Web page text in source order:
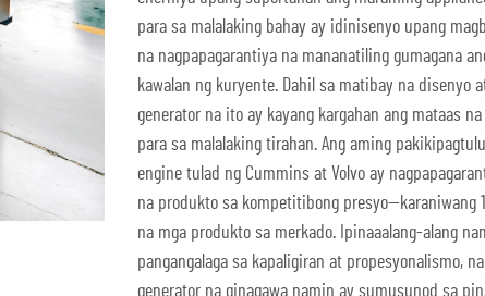
para sa malalaking bahay ay idinisenyo upang
na nagpapagarantiya na mananatiling gumagana
kawalan ng kuryente. Dahil sa matibay na disenyo
generator na ito ay kayang kargahan ang mataas
para sa malalaking tirahan. Ang aming
engine tulad ng Cummins at Volvo ay
na produkto sa kompetitibong presyo—karaniwang
na mga produkto sa merkado. Ipinaaalang-alang
pangangalaga sa kapaligiran at propesyonalismo,
generator na ginagawa namin ay sumusunod sa